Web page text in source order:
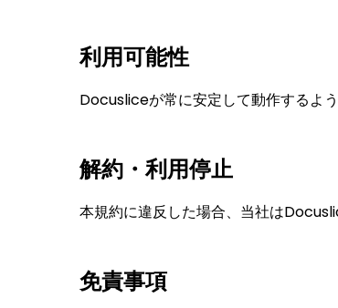
利用可能性
Docusliceが常に安定して動作するよ
解約・利用停止
本規約に違反した場合、当社は
免責事項